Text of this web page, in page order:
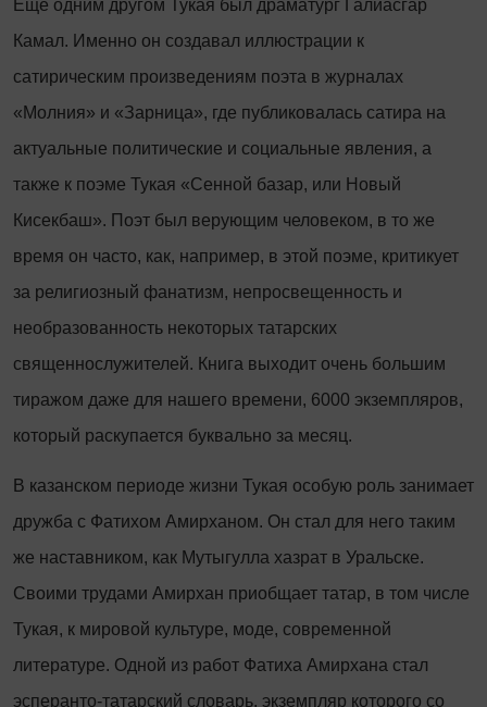
Еще одним другом Тукая был драматург Галиасгар
Камал. Именно он создавал иллюстрации к
сатирическим произведениям поэта в журналах
«Молния» и «Зарница», где публиковалась сатира на
актуальные политические и социальные явления, а
также к поэме Тукая «Сенной базар, или Новый
Кисекбаш». Поэт был верующим человеком, в то же
время он часто, как, например, в этой поэме, критикует
за религиозный фанатизм, непросвещенность и
необразованность некоторых татарских
священнослужителей. Книга выходит очень большим
тиражом даже для нашего времени, 6000 экземпляров,
который раскупается буквально за месяц.
В казанском периоде жизни Тукая особую роль занимает
дружба с Фатихом Амирханом. Он стал для него таким
же наставником, как Мутыгулла хазрат в Уральске.
Своими трудами Амирхан приобщает татар, в том числе
Тукая, к мировой культуре, моде, современной
литературе. Одной из работ Фатиха Амирхана стал
эсперанто-татарский словарь, экземпляр которого со